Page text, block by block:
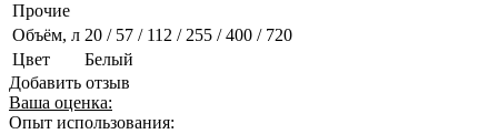
Прочие
Объём, л 20 / 57 / 112 / 255 / 400 / 720
Цвет
Белый
Добавить отзыв
Ваша оценка:
Опыт использования: